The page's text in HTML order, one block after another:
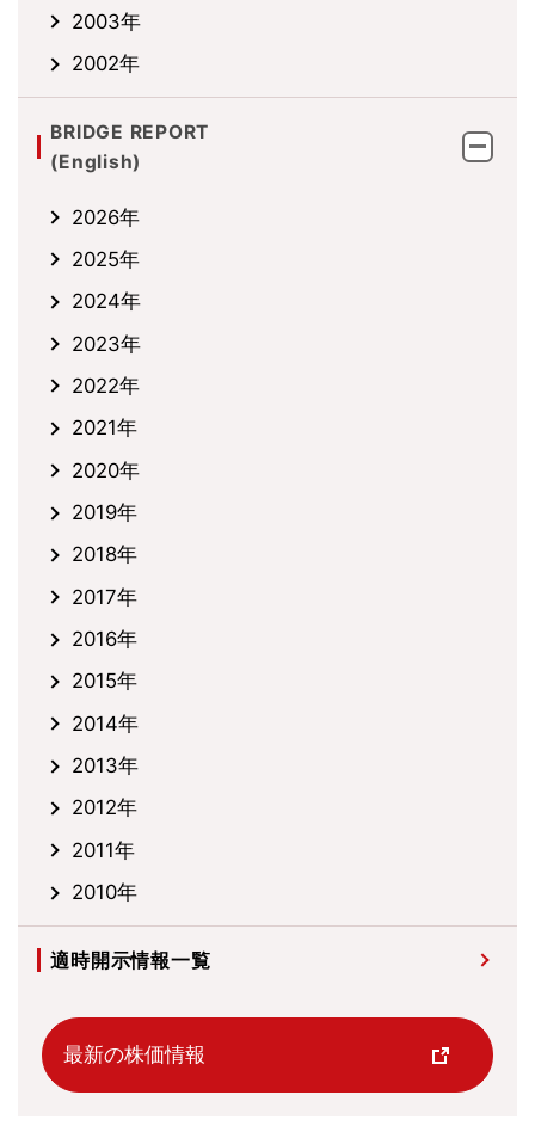
2003年
2002年
BRIDGE REPORT
(English)
2026年
2025年
2024年
2023年
2022年
2021年
2020年
2019年
2018年
2017年
2016年
2015年
2014年
2013年
2012年
2011年
2010年
適時開示情報一覧
最新の株価情報